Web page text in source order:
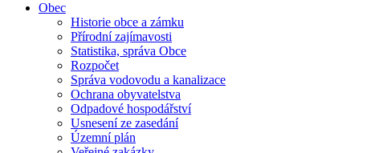
Obec
Historie obce a zámku
Přírodní zajímavosti
Statistika, správa Obce
Rozpočet
Správa vodovodu a kanalizace
Ochrana obyvatelstva
Odpadové hospodářství
Usnesení ze zasedání
Územní plán